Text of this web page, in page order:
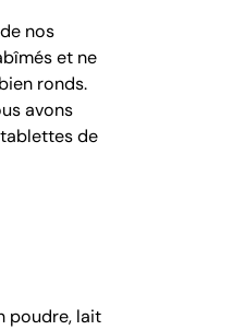
nos
et ne
ronds.
avons
de
poudre, lait